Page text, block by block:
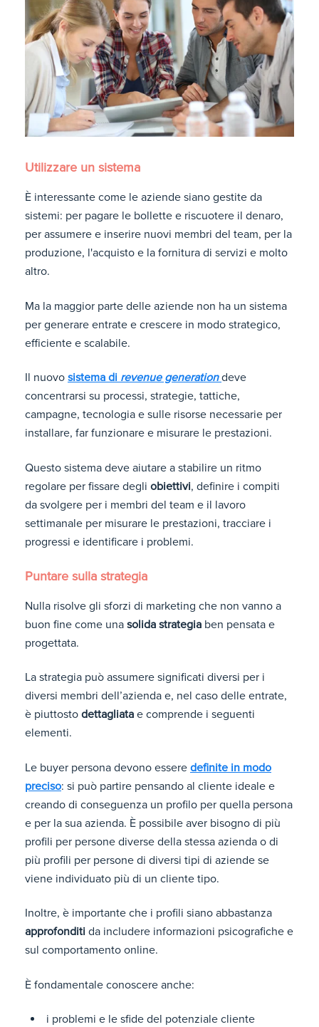
Utilizzare un sistema
È interessante come le aziende siano gestite da
sistemi: per pagare le bollette e riscuotere il denaro,
per assumere e inserire nuovi membri del team, per la
produzione, l'acquisto e la fornitura di servizi e molto
altro.
Ma la maggior parte delle aziende non ha un sistema
per generare entrate e crescere in modo strategico,
efficiente e scalabile.
Il nuovo sistema di revenue generation deve
concentrarsi su processi, strategie, tattiche,
campagne, tecnologia e sulle risorse necessarie per
installare, far funzionare e misurare le prestazioni.
Questo sistema deve aiutare a stabilire un ritmo
regolare per fissare degli obiettivi, definire i compiti
da svolgere per i membri del team e il lavoro
settimanale per misurare le prestazioni, tracciare i
progressi e identificare i problemi.
Puntare sulla strategia
Nulla risolve gli sforzi di marketing che non vanno a
buon fine come una solida strategia ben pensata e
progettata.
La strategia può assumere significati diversi per i
diversi membri dell’azienda e, nel caso delle entrate,
è piuttosto dettagliata e comprende i seguenti
elementi.
Le buyer persona devono essere definite in modo
preciso: si può partire pensando al cliente ideale e
creando di conseguenza un profilo per quella persona
e per la sua azienda. È possibile aver bisogno di più
profili per persone diverse della stessa azienda o di
più profili per persone di diversi tipi di aziende se
viene individuato più di un cliente tipo.
Inoltre, è importante che i profili siano abbastanza
approfonditi da includere informazioni psicografiche e
sul comportamento online.
È fondamentale conoscere anche:
i problemi e le sfide del potenziale cliente